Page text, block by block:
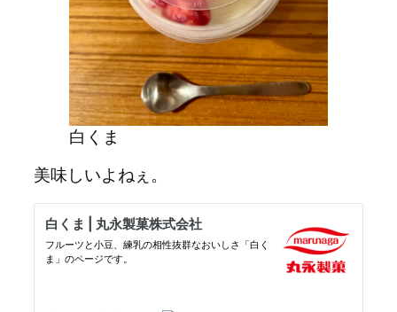
白くま
美味しいよねぇ。